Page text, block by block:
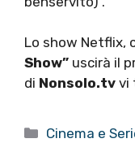
Lo show Netflix,
Show” uscirà il
di Nonsolo.tv vi
Categorie
Cinema e